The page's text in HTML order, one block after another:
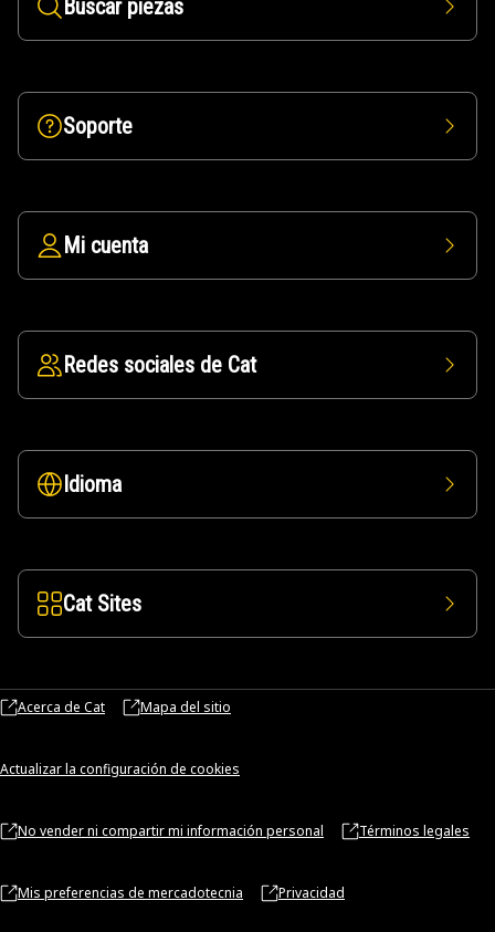
Buscar piezas
Soporte
Mi cuenta
Redes sociales de Cat
Idioma
Cat Sites
Acerca de Cat Mapa del sitio
Actualizar la configuración de cookies
No vender ni compartir mi información personal Términos legales
Mis preferencias de mercadotecnia Privacidad